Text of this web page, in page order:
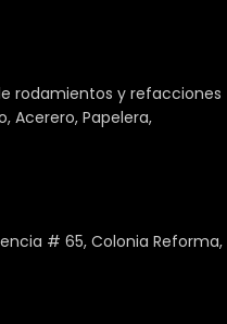
rodamientos y refacciones
Acerero, Papelera,
# 65, Colonia Reforma,